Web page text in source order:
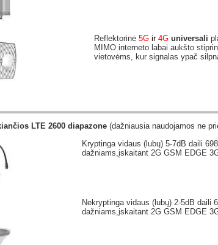
Reflektorinė 5G ir4G universali
MIMO interneto labai aukšto
vietovėms, kur signalas ypač
LTE 2600 diapazone (dažniausia naudojamos ne
Kryptinga vidaus (lubų) 5-7dB daili
dažniams,įskaitant 2G GSM EDGE
Nekryptinga vidaus (lubų) 2-5dB daili
dažniams,įskaitant 2G GSM EDGE